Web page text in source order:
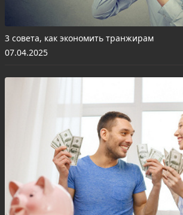
3 совета, как экономить транжирам
07.04.2025